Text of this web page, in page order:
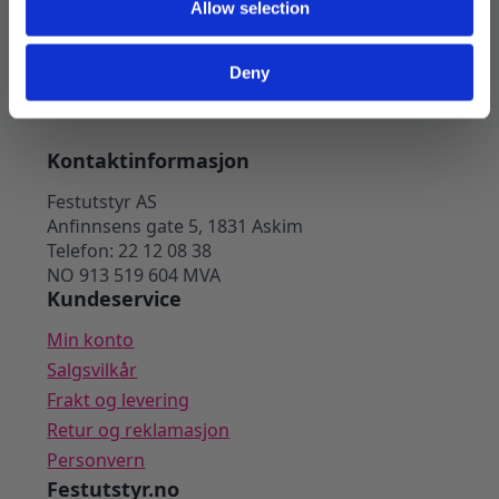
Allow selection
Deny
99 kr.
69 kr.
Legg I Handlekurv
Kontaktinformasjon
Festutstyr AS
Anfinnsens gate 5, 1831 Askim
Telefon: 22 12 08 38
NO 913 519 604 MVA
Kundeservice
Min konto
Salgsvilkår
Frakt og levering
Retur og reklamasjon
Personvern
Festutstyr.no